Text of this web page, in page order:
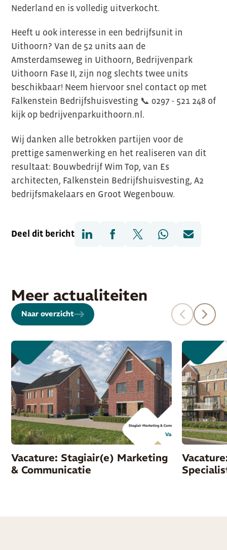
Nederland en is volledig uitverkocht.
Heeft u ook interesse in een bedrijfsunit in
Uithoorn? Van de 52 units aan de
Amsterdamseweg in Uithoorn, Bedrijvenpark
Uithoorn Fase II, zijn nog slechts twee units
beschikbaar! Neem hiervoor snel contact op met
Falkenstein Bedrijfshuisvesting 📞 0297 - 521 248 of
kijk op bedrijvenparkuithoorn.nl.
Wij danken alle betrokken partijen voor de
prettige samenwerking en het realiseren van dit
resultaat: Bouwbedrijf Wim Top, van Es
architecten, Falkenstein Bedrijfshuisvesting, A2
bedrijfsmakelaars en Groot Wegenbouw.
Deel dit bericht
Meer actualiteiten
Naar overzicht
Vacature: Stagiair(e) Marketing
& Communicatie